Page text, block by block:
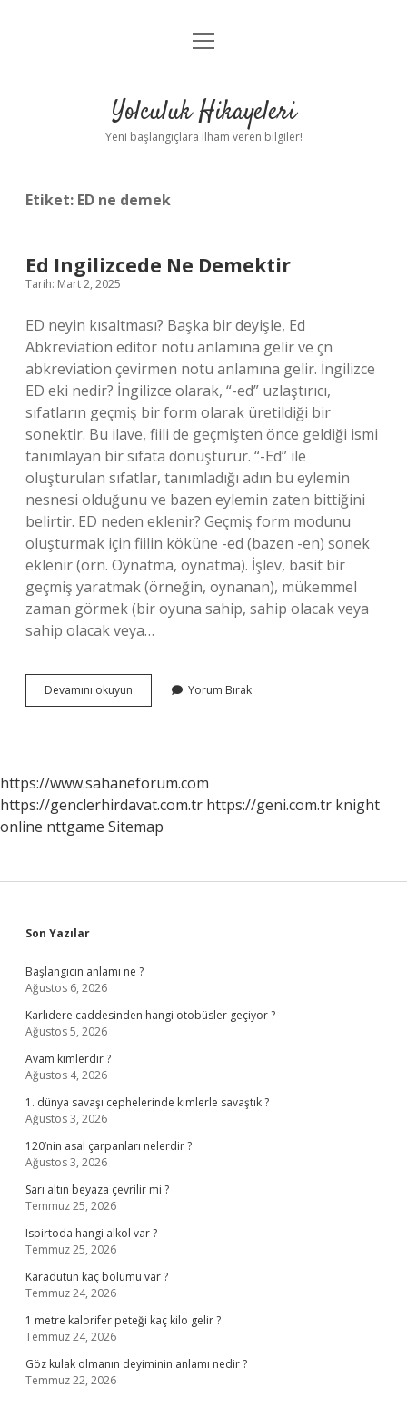
Anasayfa
Yasal Uyarı
menüyü
Yolculuk Hikayeleri
Yeni başlangıçlara ilham veren bilgiler!
Etiket: ED ne demek
Ed Ingilizcede Ne Demektir
Tarih: Mart 2, 2025
ED neyin kısaltması? Başka bir deyişle, Ed
Abkreviation editör notu anlamına gelir ve çn
abkreviation çevirmen notu anlamına gelir. İngilizce
ED eki nedir? İngilizce olarak, “-ed” uzlaştırıcı,
sıfatların geçmiş bir form olarak üretildiği bir
sonektir. Bu ilave, fiili de geçmişten önce geldiği ismi
tanımlayan bir sıfata dönüştürür. “-Ed” ile
oluşturulan sıfatlar, tanımladığı adın bu eylemin
nesnesi olduğunu ve bazen eylemin zaten bittiğini
belirtir. ED neden eklenir? Geçmiş form modunu
oluşturmak için fiilin köküne -ed (bazen -en) sonek
eklenir (örn. Oynatma, oynatma). İşlev, basit bir
geçmiş yaratmak (örneğin, oynanan), mükemmel
zaman görmek (bir oyuna sahip, sahip olacak veya
sahip olacak veya…
Devamını okuyun
Ingilizcede
Yorum Bırak
https://www.sahaneforum.com
https://genclerhirdavat.com.tr https://geni.com.tr knight
online nttgame Sitemap
Sidebar
Son Yazılar
Başlangıcın anlamı ne ?
Ağustos 6, 2026
Karlıdere caddesinden hangi otobüsler geçiyor ?
Ağustos 5, 2026
Avam kimlerdir ?
Ağustos 4, 2026
1. dünya savaşı cephelerinde kimlerle savaştık ?
Ağustos 3, 2026
120’nin asal çarpanları nelerdir ?
Ağustos 3, 2026
Sarı altın beyaza çevrilir mi ?
Temmuz 25, 2026
Ispirtoda hangi alkol var ?
Temmuz 25, 2026
Karadutun kaç bölümü var ?
Temmuz 24, 2026
1 metre kalorifer peteği kaç kilo gelir ?
Temmuz 24, 2026
Göz kulak olmanın deyiminin anlamı nedir ?
Temmuz 22, 2026